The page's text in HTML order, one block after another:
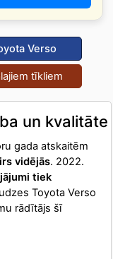
Verso
tīkliem
un kvalitāte
gada atskaitēm
vidējās. 2022.
tiek
Toyota Verso
rādītājs šī